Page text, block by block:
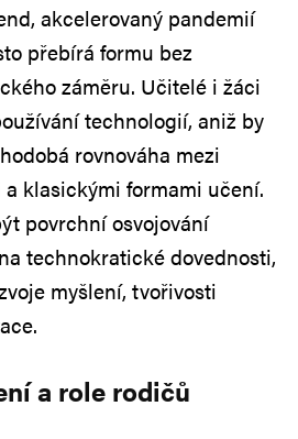
akcelerovaný pandemií
přebírá formu bez
záměru. Učitelé i žáci
technologií, aniž by
rovnováha mezi
klasickými formami učení.
povrchní osvojování
technokratické dovednosti,
myšlení, tvořivosti
a role rodičů